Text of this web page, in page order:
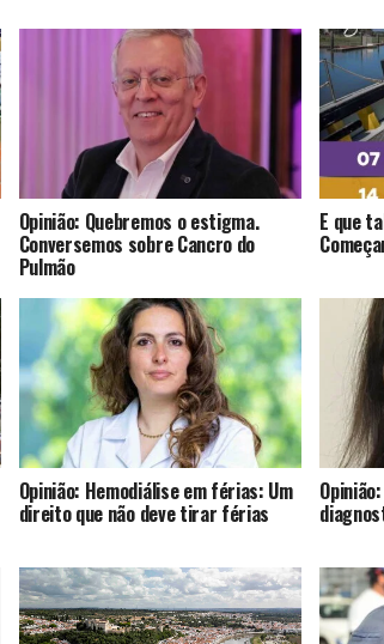
Opinião: Quebremos o estigma.
Conversemos sobre Cancro do
Pulmão
E que
Opinião: Hemodiálise em férias: Um
direito que não deve tirar férias